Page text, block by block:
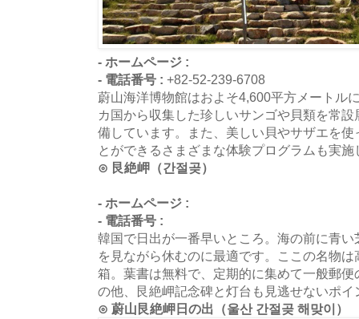
- ホームページ :
- 電話番号 : +82-52-239-6708
蔚山海洋博物館はおよそ4,600平方メートル
カ国から収集した珍しいサンゴや貝類を常
備しています。また、美しい貝やサザエを
とができるさまざまな体験プログラムも実施
⊙ 艮絶岬（간절곶）
- ホームページ :
- 電話番号 :
韓国で日出が一番早いところ。海の前に青
を見ながら休むのに最適です。ここの名物
箱。葉書は無料で、定期的に集めて一般郵
の他、艮絶岬記念碑と灯台も見逃せないポイ
⊙ 蔚山艮絶岬日の出（울산 간절곶 해맞이）